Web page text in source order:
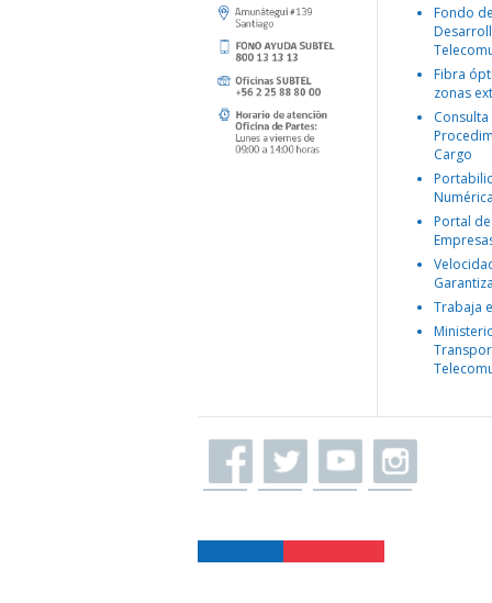
Fondo
Fibra
zonas
Consulta
Cargo
Portal
Trabaja